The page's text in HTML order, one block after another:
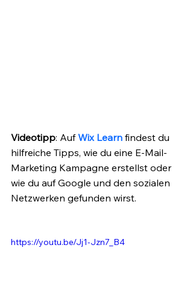
Videotipp: Auf Wix Learn findest du
hilfreiche Tipps, wie du eine E-Mail-
Marketing Kampagne erstellst oder
wie du auf Google und den sozialen
Netzwerken gefunden wirst.
https://youtu.be/Jj1-Jzn7_B4